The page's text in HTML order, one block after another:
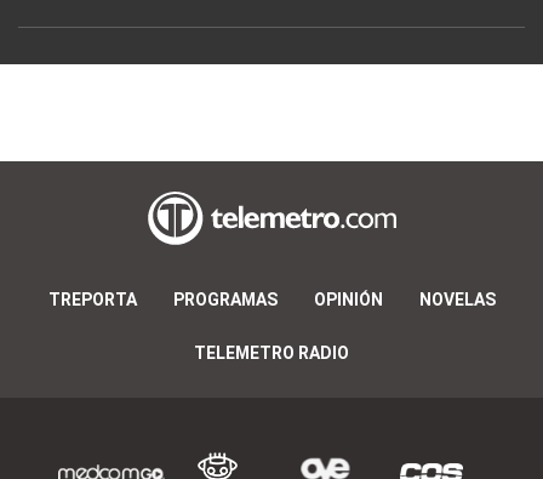
TREPORTA PROGRAMAS OPINIÓN NOVELAS
TELEMETRO RADIO